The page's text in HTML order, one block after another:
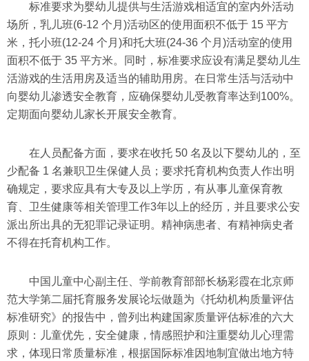
标准要求为婴幼儿提供与生活游戏相适宜的室内外活动
场所，乳儿班(6-12 个月)活动区的使用面积不低于 15 平方
米，托小班(12-24 个月)和托大班(24-36 个月)活动室的使用
面积不低于 35 平方米。同时，标准要求应设有满足婴幼儿生
活游戏的生活用房及适当的辅助用房。在日常生活与活动中
向婴幼儿渗透安全教育，应确保婴幼儿受教育率达到100%。
定期面向婴幼儿家长开展安全教育。
在人员配备方面，要求在收托 50 名及以下婴幼儿的，至
少配备 1 名兼职卫生保健人员；要求托育机构负责人作出明
确规定，要求应具有大专及以上学历，有从事儿童保育教
育、卫生健康等相关管理工作3年以上的经历，并且要求公安
派出所出具的无犯罪记录证明。精神病患者、有精神病史者
不得在托育机构工作。
中国儿童中心副主任、学前教育部部长杨彩霞在北京师
范大学第二届托育服务发展论坛做题为《托幼机构质量评估
标准研究》的报告中，曾列出构建国家质量评估标准的六大
原则：儿童优先，安全健康，情感照护和注重婴幼儿心理需
求，体现日常质量标准，根据国际标准因地制宜做出地方特